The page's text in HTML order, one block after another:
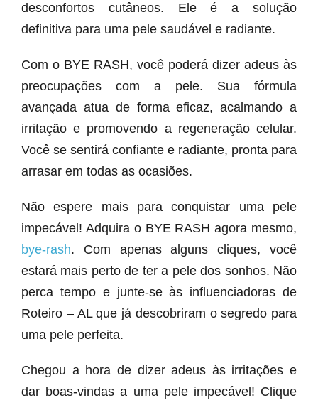
desconfortos cutâneos. Ele é a solução
definitiva para uma pele saudável e radiante.
Com o BYE RASH, você poderá dizer adeus às
preocupações com a pele. Sua fórmula
avançada atua de forma eficaz, acalmando a
irritação e promovendo a regeneração celular.
Você se sentirá confiante e radiante, pronta para
arrasar em todas as ocasiões.
Não espere mais para conquistar uma pele
impecável! Adquira o BYE RASH agora mesmo,
bye-rash. Com apenas alguns cliques, você
estará mais perto de ter a pele dos sonhos. Não
perca tempo e junte-se às influenciadoras de
Roteiro – AL que já descobriram o segredo para
uma pele perfeita.
Chegou a hora de dizer adeus às irritações e
dar boas-vindas a uma pele impecável! Clique